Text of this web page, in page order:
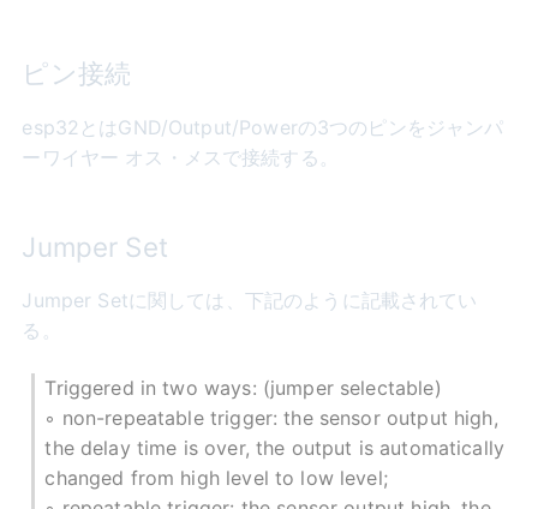
ピン接続
esp32とはGND/Output/Powerの3つのピンをジャンパ
ーワイヤー オス・メスで接続する。
Jumper Set
Jumper Setに関しては、下記のように記載されてい
る。
Triggered in two ways: (jumper selectable)
◦ non-repeatable trigger: the sensor output high,
the delay time is over, the output is automatically
changed from high level to low level;